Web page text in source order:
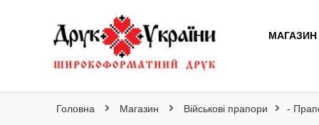
Друк України
МАГАЗИН
Головна Магазин Військові прапори -